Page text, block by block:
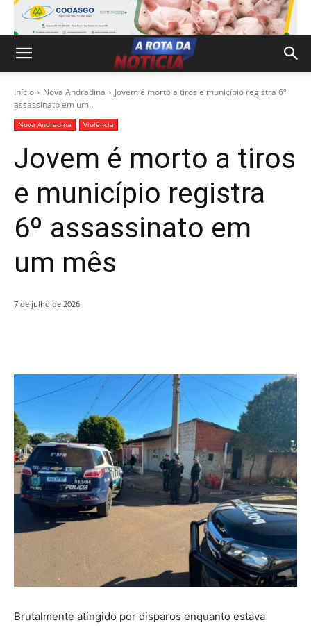
Início Nova Andradina
Jovem é morto a tiros e município registra 6º
assassinato em um...
Nova Andradina Violência
Jovem é morto a tiros
e município registra
6º assassinato em
um mês
7 de julho de 2026
Brutalmente atingido por disparos enquanto estava